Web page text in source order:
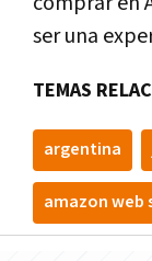
ser una
TEMAS
argentina
amazon web